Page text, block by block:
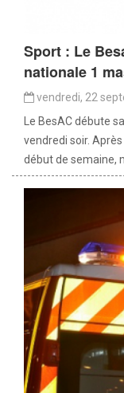
Sport : Le
nationale 1
vendredi, 22
Le BesAC débute
vendredi soir.
début de semaine,